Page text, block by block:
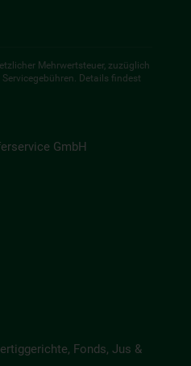
Mehrwertsteuer, zuzüglich
Details findest
GmbH
Fonds, Jus &